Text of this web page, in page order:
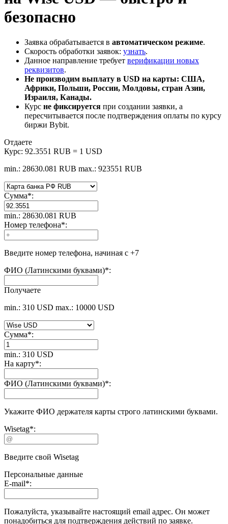
безопасно
Заявка обрабатывается в автоматическом режиме.
Скорость обработки заявок: узнать.
Данное направление требует верификации новых
реквизитов.
Не производим выплату в USD на карты: США,
Африки, Польши, России, Молдовы, стран Азии,
Израиля, Канады.
Курс не фиксируется при создании заявки, а
пересчитывается после подтверждения оплаты по курсу
биржи Bybit.
Отдаете
Курс: 92.3551 RUB = 1 USD
min.: 28630.081 RUB max.: 923551 RUB
Сумма*:
min.: 28630.081 RUB
Номер телефона*:
Введите номер телефона, начиная с +7
ФИО (Латинскими буквами)*:
Получаете
min.: 310 USD max.: 10000 USD
Сумма*:
min.: 310 USD
На карту*:
ФИО (Латинскими буквами)*:
Укажите ФИО держателя карты строго латинскими буквами.
Wisetag*:
Введите свой Wisetag
Персональные данные
E-mail*:
Пожалуйста, указывайте настоящий email адрес. Он может
понадобиться для подтверждения действий по заявке.